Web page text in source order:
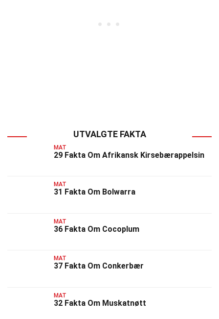
UTVALGTE FAKTA
MAT
29 Fakta Om Afrikansk Kirsebærappelsin
MAT
31 Fakta Om Bolwarra
MAT
36 Fakta Om Cocoplum
MAT
37 Fakta Om Conkerbær
MAT
32 Fakta Om Muskatnøtt